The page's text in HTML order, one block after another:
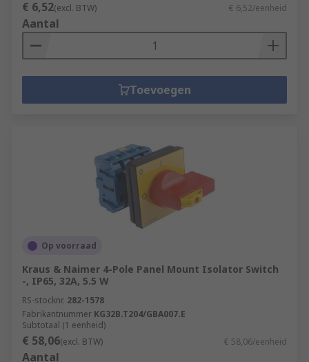
€ 6,52(excl. BTW) € 6,52/eenheid
Aantal
Toevoegen
Op voorraad
Kraus & Naimer 4-Pole Panel Mount Isolator Switch
-, IP65, 32A, 5.5 W
RS-stocknr. 282-1578
Fabrikantnummer KG32B.T204/GBA007.E
Subtotaal (1 eenheid)
€ 58,06(excl. BTW) € 58,06/eenheid
Aantal